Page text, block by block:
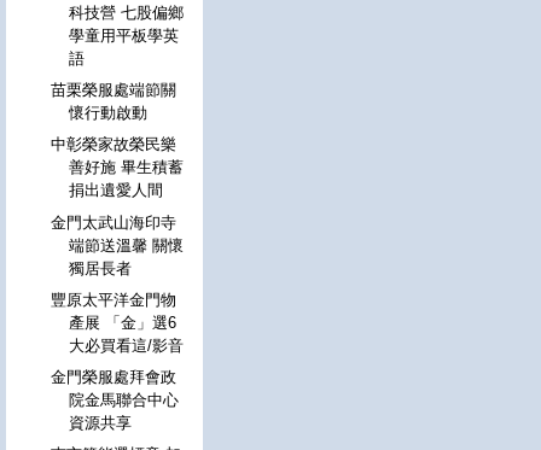
科技營 七股偏鄉
學童用平板學英
語
苗栗榮服處端節關
懷行動啟動
中彰榮家故榮民樂
善好施 畢生積蓄
捐出遺愛人間
金門太武山海印寺
端節送溫馨 關懷
獨居長者
豐原太平洋金門物
產展 「金」選6
大必買看這/影音
金門榮服處拜會政
院金馬聯合中心
資源共享